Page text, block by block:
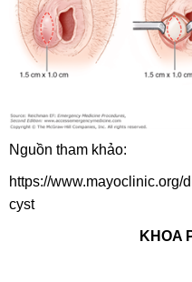
Nguồn tham khảo:
https://www.mayoclinic.org/
cyst
KHOA